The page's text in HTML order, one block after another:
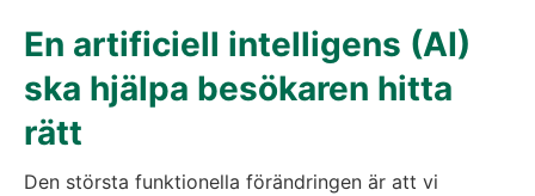
En artificiell intelligens (AI)
ska hjälpa besökaren hitta
rätt
Den största funktionella förändringen är att vi